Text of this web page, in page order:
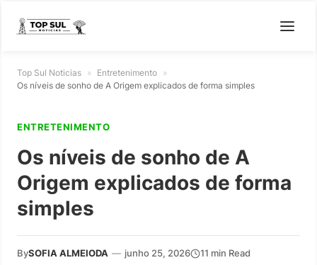
Top Sul Noticias » Entretenimento »
Os níveis de sonho de A Origem explicados de forma simples
ENTRETENIMENTO
Os níveis de sonho de A
Origem explicados de forma
simples
BySOFIA ALMEIODA — junho 25, 2026 11 min Read